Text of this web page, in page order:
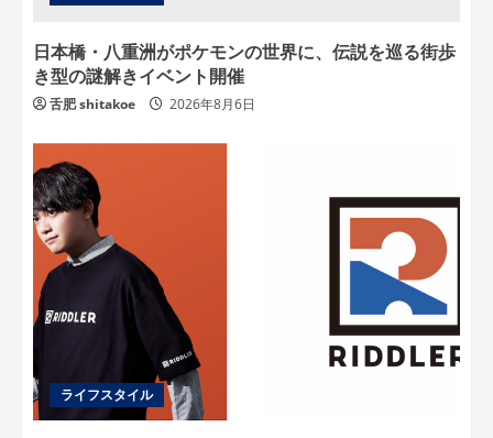
日本橋・八重洲がポケモンの世界に、伝説を巡る街歩
き型の謎解きイベント開催
舌肥 shitakoe 2026年8月6日
ライフスタイル